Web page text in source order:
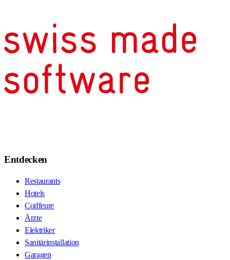
Entdecken
Restaurants
Hotels
Coiffeure
Ärzte
Elektriker
Sanitärinstallation
Garagen